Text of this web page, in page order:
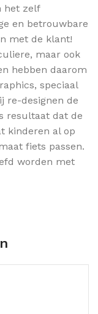
het zelf
en betrouwbare
met de klant!
maar ook
hebben daarom
speciaal
re-designen de
resultaat dat de
kinderen al op
fiets passen.
worden met